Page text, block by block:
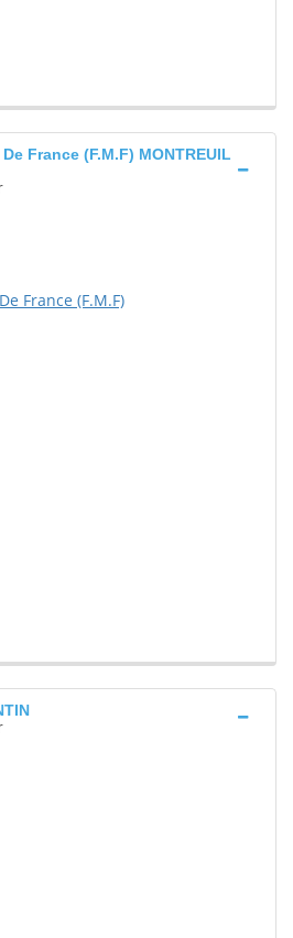
France (F.M.F) MONTREUIL
France (F.M.F)